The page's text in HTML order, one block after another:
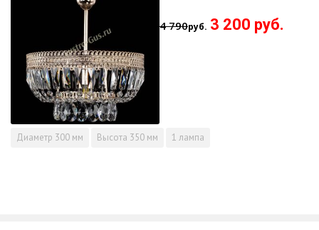
4 790руб. 3 200 руб.
Диаметр 300 мм Высота 350 мм 1 лампа